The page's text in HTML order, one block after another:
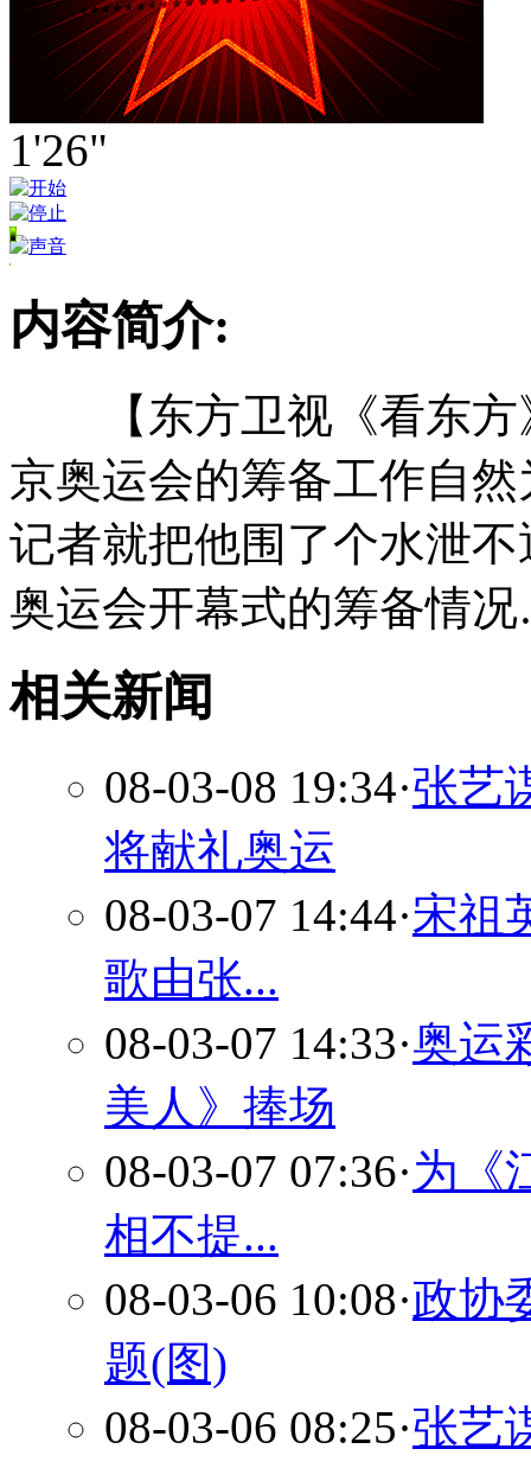
1'26"
内容简介:
【东方卫视《看东方
京奥运会的筹备工作自
记者就把他围了个水泄
奥运会开幕式的筹备情
相关新闻
08-03-08 19:34·张艺
将献礼奥运
08-03-07 14:44·宋祖
歌由张...
08-03-07 14:33·奥运
美人》捧场
08-03-07 07:36·为《
相不提...
08-03-06 10:08·政协
题(图)
08-03-06 08:25·张艺